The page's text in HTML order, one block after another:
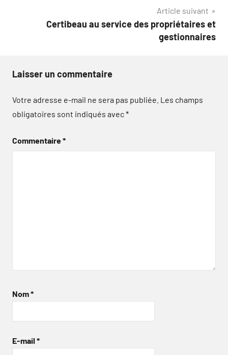
Article suivant
Certibeau au service des propriétaires et
gestionnaires
Laisser un commentaire
Votre adresse e-mail ne sera pas publiée. Les champs
obligatoires sont indiqués avec*
Commentaire*
Nom*
E-mail *